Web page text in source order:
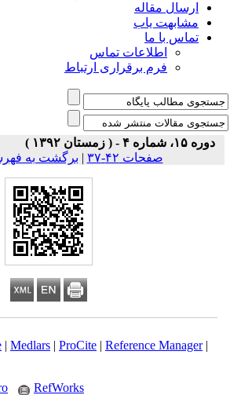
ارسال مقاله
مشابهت یاب
تماس با ما
اطلاعات تماس
فرم برقراری ارتباط
دوره ۱۵، شماره ۴ - ( زمستان ۱۳۹۲ )
صفحات ۴۲-۳۷
|برگشت به
|Medlars|ProCite|Reference Manager
RefWorks